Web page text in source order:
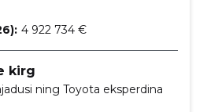
4 922 734 €
kirg
ning Toyota eksperdina